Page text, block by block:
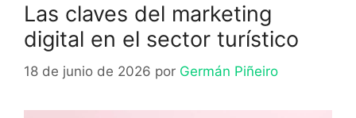
Las claves del marketing
digital en el sector turístico
18 de junio de 2026 por Germán Piñeiro